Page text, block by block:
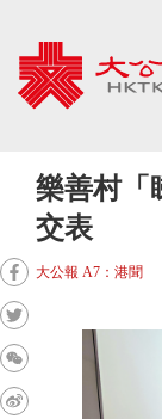
樂善村
交表
大公報 A7：港聞